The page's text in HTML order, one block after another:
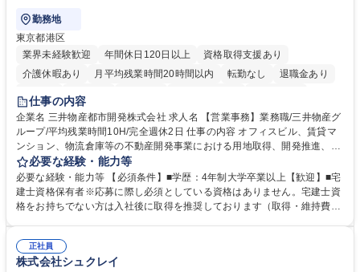
勤務地
東京都港区
業界未経験歓迎
年間休日120日以上
資格取得支援あり
介護休暇あり
月平均残業時間20時間以内 転勤なし
退職金あり
在宅OK
賞与あり
駅近5分以内
土日祝休み 寮・社宅あり
仕事の内容
企業名 三井物産都市開発株式会社 求人名 【営業事務】業務職/三井物産グ
ループ/平均残業時間10H/完全週休2日 仕事の内容 オフィスビル、賃貸マ
ンション、物流倉庫等の不動産開発事業における用地取得、開発推進、賃
貸運営、売却、仲介・活用提案等を行う営業部門において事務業務を担当
いただきます。 【詳細】・契約書管理、契約書製本、捺印対応、ファイリ
ング、登記簿取得、調書取得・支払業務（各種費用支払、支払管理、請
求・支払データ登録、取引先マスター申請対応）・予算作成及び予実管
の他に担当頂く業務が発生する場合があります。 募集職種 【営業事務】
業務職/三井物産グループ/平均残業時間10H/完全週休2日
必要な経験・能力等
必要な経験・能力等 【必須条件】■学歴：4年制大学卒業以上【歓迎】■宅
建士資格保有者※応募に際し必須としている資格はありません。宅建士資
格をお持ちでない方は入社後に取得を推奨しております（取得・維持費用
ション力がある方。 ・チャレンジを厭わず、粘り強く業務に取り組める
方。多様な関係者と謙虚に信頼関係を構築でき、期限を意識したスケジュ
正社員
株式会社シュクレイ